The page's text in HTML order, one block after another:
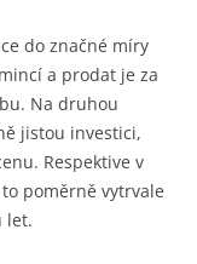
do značné míry
a prodat je za
Na druhou
jistou investici,
Respektive v
poměrně vytrvale
let.